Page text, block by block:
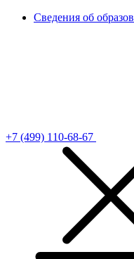
Сведения об
+7 (499) 110-68-67